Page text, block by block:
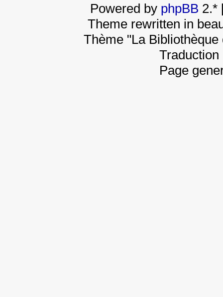
Powered by phpBB 2.*
Theme rewritten in
Thème "La
Page